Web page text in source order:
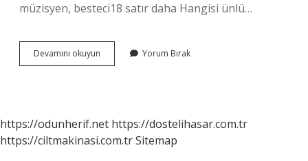
müzisyen, besteci18 satır daha Hangisi ünlü…
Devamını okuyun
Piyanist
Yorum Bırak
https://odunherif.net https://dostelihasar.com.tr
https://ciltmakinasi.com.trSitemap